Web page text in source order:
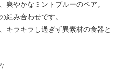
爽やかなミントブルーのペア。
組み合わせです。
キラキラし過ぎず異素材の食器と
/